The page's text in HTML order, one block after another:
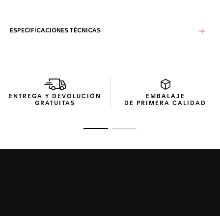
ESPECIFICACIONES TÉCNICAS
ENTREGA Y DEVOLUCIÓN
GRATUITAS
EMBALAJE
DE PRIMERA CALIDAD